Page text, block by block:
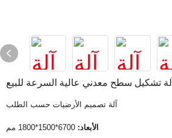
آلة تشكيل سطح معدني عالية السرعة للبيع
آلة تصميم الأرضيات حسب الطلب
الأبعاد: